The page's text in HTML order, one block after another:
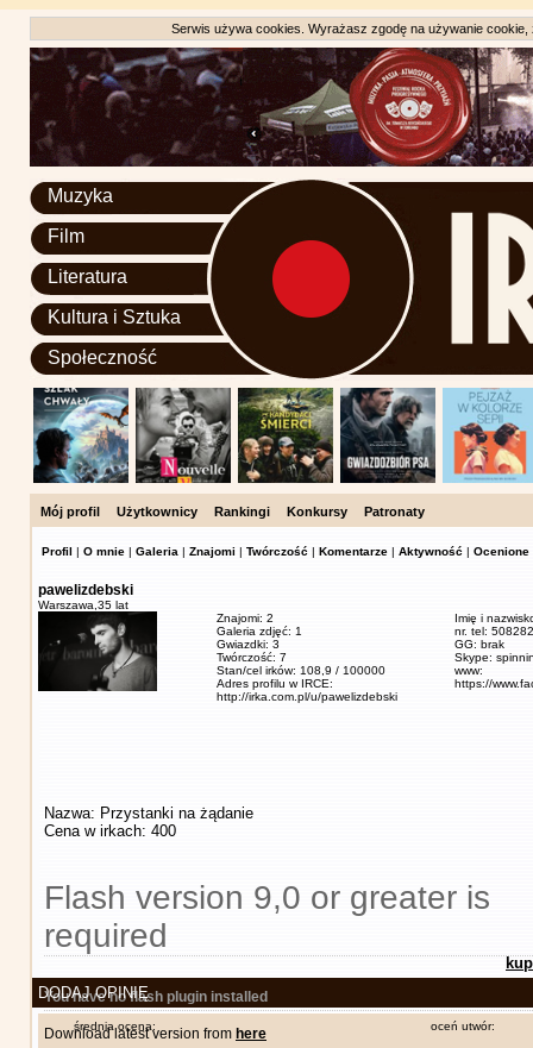
Serwis używa cookies. Wyrażasz zgodę na używanie
Muzyka
Film
Literatura
Kultura i Sztuka
Społeczność
Mój profil Użytkownicy Rankingi Konkursy Patronaty
Profil | O mnie | Galeria | Znajomi | Twórczość | Komentarze | Aktywność | Ocenione
pawelizdebski
Warszawa, 35 lat
Znajomi: 2
Galeria zdjęć: 1
Gwiazdki: 3
Twórczość: 7
Stan/cel irków: 108,9 / 100000
Adres profilu w IRCE:
http://irka.com.pl/u/pawelizdebski
Imię i
nr. tel:
GG: brak
Skype:
www:
https://
Nazwa: Przystanki na żądanie
Cena w irkach: 400
Flash version 9,0 or greater is
required
You have no flash plugin installed
Download latest version from here
DODAJ OPINIĘ
średnia ocena: oceń utwór: